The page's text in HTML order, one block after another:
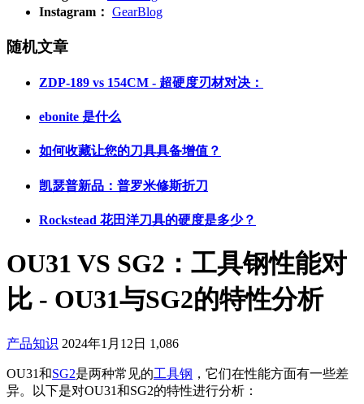
Instagram： GearBlog
随机文章
ZDP-189 vs 154CM - 超硬度刃材对决：
ebonite 是什么
如何收藏让您的刀具具备增值？
凯瑟普新品：普罗米修斯折刀
Rockstead 花田洋刀具的硬度是多少？
OU31 VS SG2：工具钢性能对
比 - OU31与SG2的特性分析
产品知识 2024年1月12日 1,086
OU31和SG2是两种常见的工具钢 ，它们在性能方面有一些差
异。以下是对OU31和SG2的特性进行分析：